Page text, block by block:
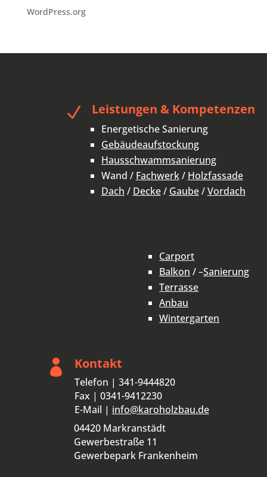
WordPress.org
N Leistungen & Kompetenzen
Energetische Sanierung
Gebäudeaufstockung
Hausschwammsanierung
Wand / Fachwerk/ Holzfassade
Dach / Decke/ Gaube/Vordach
Carport
Balkon / –Sanierung
Terrasse
Anbau
Wintergarten
 Kontakt
Telefon | 341-9444820
Fax | 0341-9412230
E-Mail | info@karoholzbau.de
04420 Markranstädt
Gewerbestraße 11
Gewerbepark Frankenheim